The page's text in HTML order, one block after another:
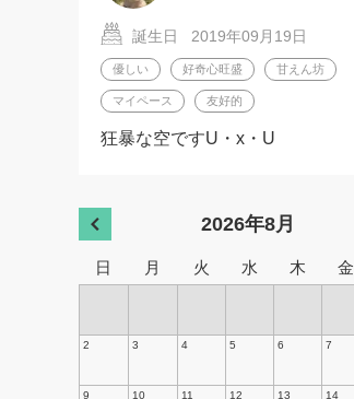
誕生日 2019年09月19日
優しい 好奇心旺盛 甘えん坊
マイペース 友好的
狂暴な空ですU・x・U
2026年8月
日 月 火 水 木 金
2 3 4 5 6 7
9 10 11 12 13 14